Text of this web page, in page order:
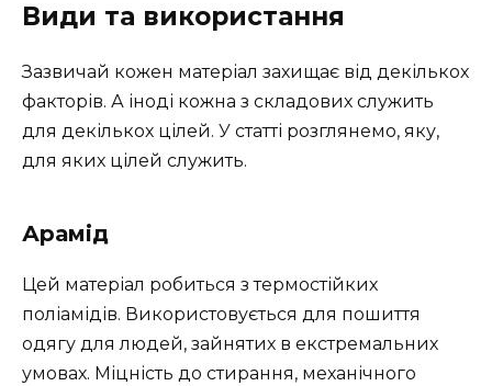
Види та використання
Зазвичай кожен матеріал захищає від декількох
факторів. А іноді кожна з складових служить
для декількох цілей. У статті розглянемо, яку,
для яких цілей служить.
Арамід
Цей матеріал робиться з термостійких
поліамідів. Використовується для пошиття
одягу для людей, зайнятих в екстремальних
умовах. Міцність до стирання, механічного